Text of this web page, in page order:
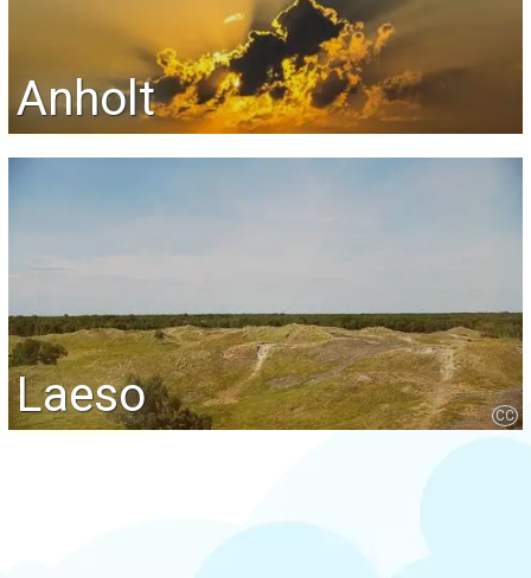
Anholt
Laeso CC